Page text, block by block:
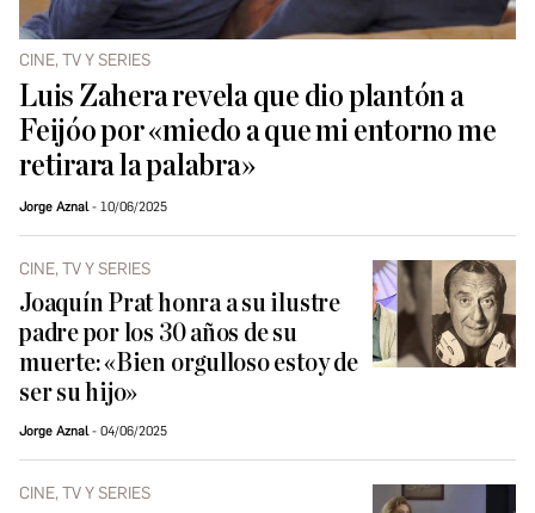
CINE, TV Y SERIES
Luis Zahera revela que dio plantón a
Feijóo por «miedo a que mi entorno me
retirara la palabra»
Jorge Aznal 10/06/2025
CINE, TV Y SERIES
Joaquín Prat honra a su ilustre
padre por los 30 años de su
muerte: «Bien orgulloso estoy de
ser su hijo»
Jorge Aznal 04/06/2025
CINE, TV Y SERIES